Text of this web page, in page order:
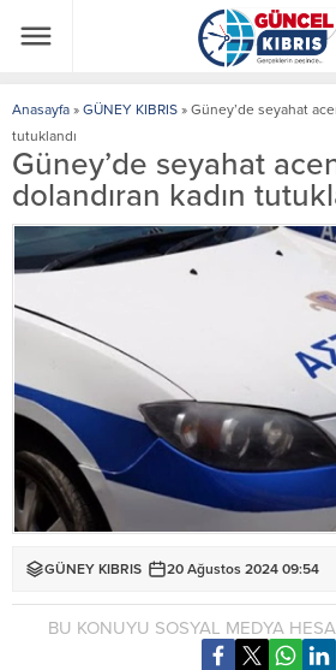
Anasayfa » GÜNEY KIBRIS » Güney’de seyahat
tutuklandı
Güney’de seyahat
dolandıran kadın
GÜNEY KIBRIS 20 Ağustos 2024 09:54
BU KONUYU SOSYAL MEDYA